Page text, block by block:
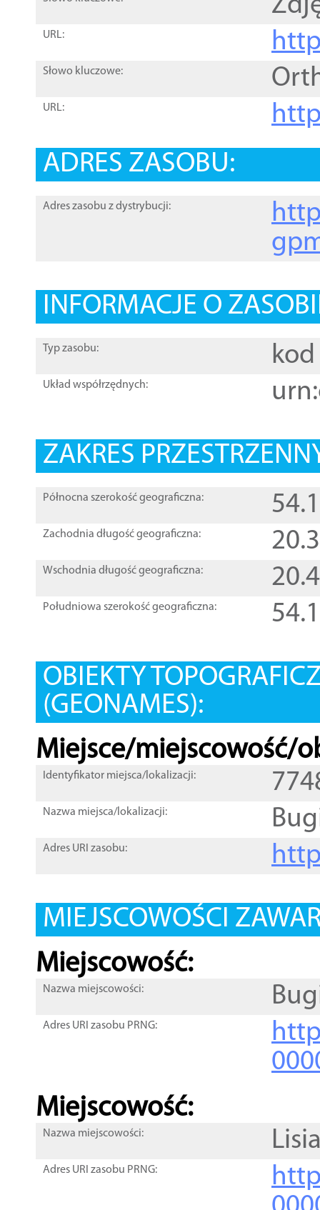
URL:
Słowo kluczowe:
URL:
ADRES ZASOBU:
Adres zasobu z dystrybucji:
INFORMACJE O
Typ zasobu: kod
Układ współrzędnych:
ZAKRES
Północna szerokość geograficzna:
Zachodnia długość geograficzna:
Wschodnia długość geograficzna:
Południowa szerokość geograficzna:
OBIEKTY
(GEONAMES):
Miejsce/miejscowość/
Identyfikator miejsca/lokalizacji:
Nazwa miejsca/lokalizacji:
Adres URI zasobu:
MIEJSCOWOŚCI
Miejscowość:
Nazwa miejscowości:
Adres URI zasobu PRNG:
Miejscowość:
Nazwa miejscowości:
Adres URI zasobu PRNG: